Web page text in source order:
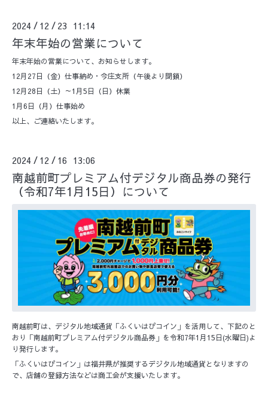
2024 / 12 / 23 11:14
年末年始の営業について
年末年始の営業について、お知らせします。
12月27日（金）仕事納め・今庄支所（午後より閉鎖）
12月28日（土）～1月5日（日）休業
1月6日（月）仕事始め
以上、ご連絡いたします。
2024 / 12 / 16 13:06
南越前町プレミアム付デジタル商品券の発行
（令和7年1月15日）について
南越前町は、デジタル地域通貨「ふくいはぴコイン」を活用して、下記のと
おり「南越前町プレミアム付デジタル商品券」を令和7年1月15日(水曜日)よ
り発行します。
「ふくいはぴコイン」は福井県が推奨するデジタル地域通貨となりますの
で、店舗の登録方法などは商工会が支援いたします。